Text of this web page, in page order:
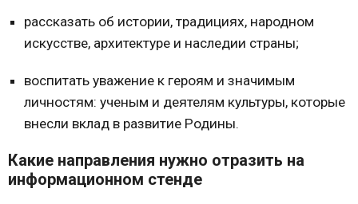
рассказать об истории, традициях, народном
искусстве, архитектуре и наследии страны;
воспитать уважение к героям и значимым
личностям: ученым и деятелям культуры, которые
внесли вклад в развитие Родины.
Какие направления нужно отразить на
информационном стенде